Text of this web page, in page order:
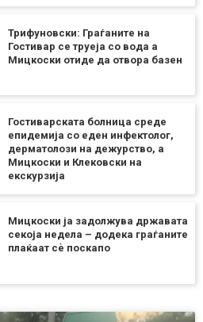
Трифуновски: Граѓаните на
Гостивар се труеја со вода а
Мицкоски отиде да отвора базен
Гостиварската болница среде
епидемија со еден инфектолог,
дерматолози на дежурство, а
Мицкоски и Клековски на
екскурзија
Мицкоски ја задолжува државата
секоја недела – додека граѓаните
плаќаат сѐ поскапо